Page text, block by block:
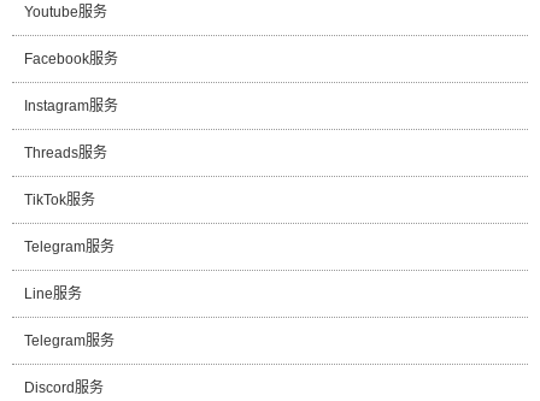
Youtube服务
Facebook服务
Instagram服务
Threads服务
TikTok服务
Telegram服务
Line服务
Telegram服务
Discord服务